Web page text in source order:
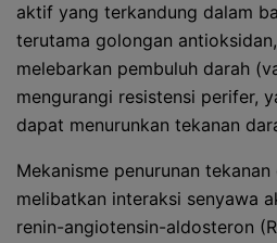
aktif yang terkandung dalam
terutama golongan
melebarkan pembuluh darah
mengurangi resistensi perifer,
dapat menurunkan tekanan
Mekanisme penurunan
melibatkan interaksi senyawa
renin-angiotensin-aldosteron